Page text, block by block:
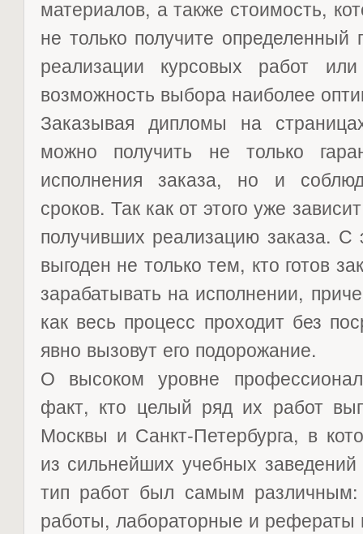
материалов, а также стоимость,
не только получите
реализации курсовых работ
возможность выбора наиболее
Заказывая дипломы на
можно получить не только
исполнения заказа, но и
сроков. Так как от этого уже
получивших реализацию заказа. С
выгоден не только тем, кто готов
зарабатывать на исполнении,
как весь процесс проходит без
явно вызовут его подорожание.
О высоком уровне
факт, кто целый ряд их работ
Москвы и Санкт-Петербурга, в
из сильнейших учебных
тип работ был самым
работы, лабораторные и рефераты